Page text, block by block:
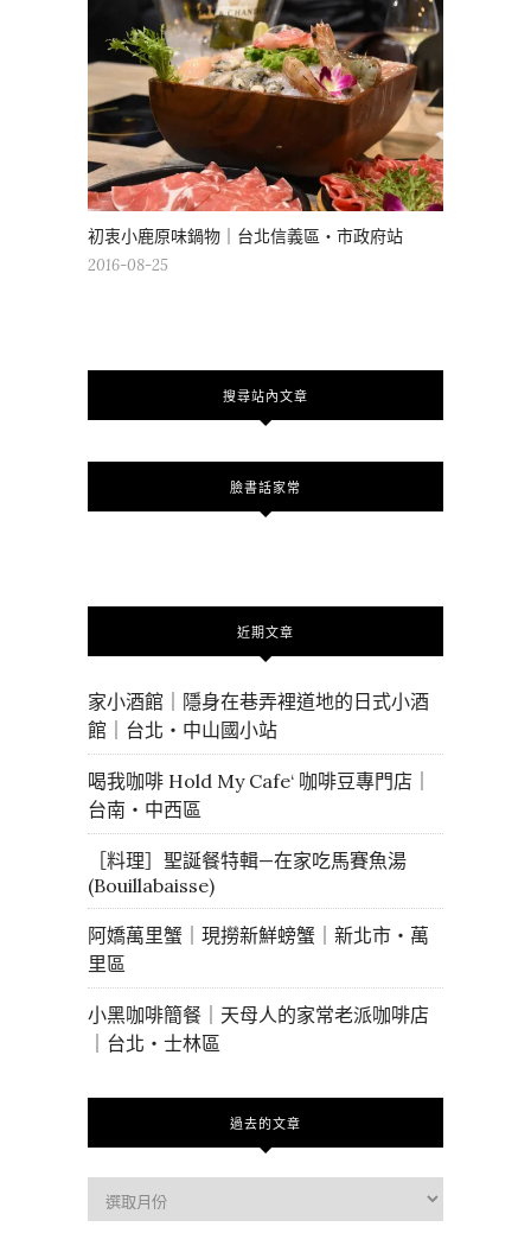
初衷小鹿原味鍋物｜台北信義區・市政府站
2016-08-25
搜尋站內文章
臉書話家常
近期文章
家小酒館｜隱身在巷弄裡道地的日式小酒
館｜台北・中山國小站
喝我咖啡 Hold My Cafe‘ 咖啡豆專門店｜
台南・中西區
［料理］聖誕餐特輯—在家吃馬賽魚湯
(Bouillabaisse)
阿嬌萬里蟹｜現撈新鮮螃蟹｜新北市・萬
里區
小黑咖啡簡餐｜天母人的家常老派咖啡店
｜台北・士林區
過去的文章
去